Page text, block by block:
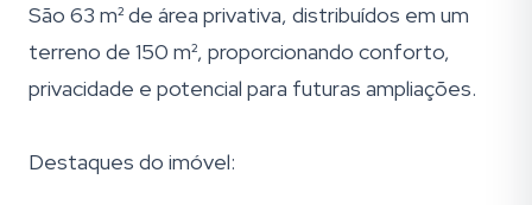
São 63 m² de área privativa, distribuídos em um
terreno de 150 m², proporcionando conforto,
privacidade e potencial para futuras ampliações.
Destaques do imóvel: